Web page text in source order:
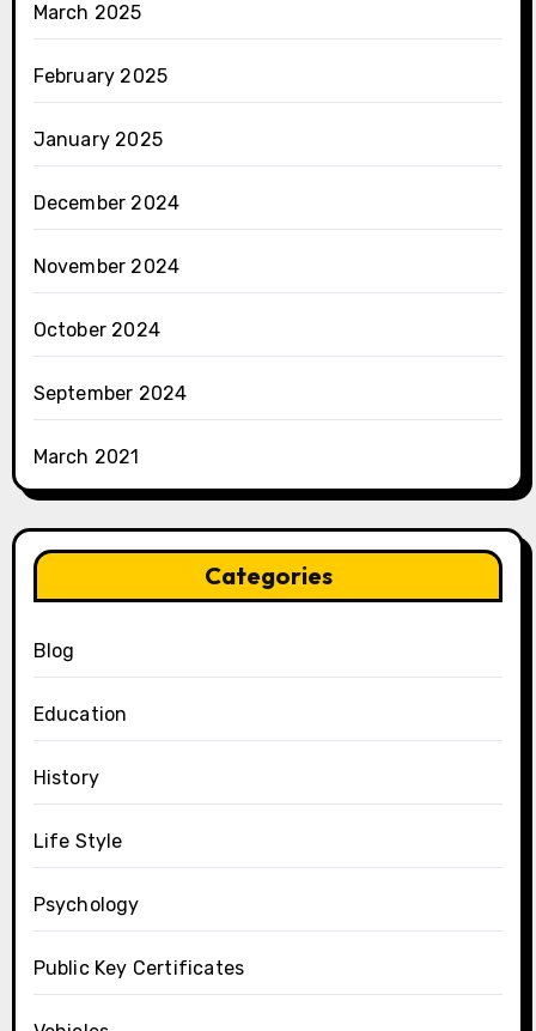
March 2025
February 2025
January 2025
December 2024
November 2024
October 2024
September 2024
March 2021
Categories
Blog
Education
History
Life Style
Psychology
Public Key Certificates